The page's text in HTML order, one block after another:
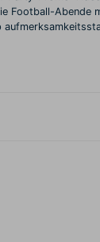
Football-Abende